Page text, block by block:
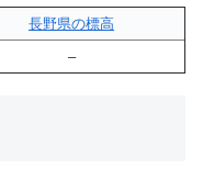
長野県の標高
–